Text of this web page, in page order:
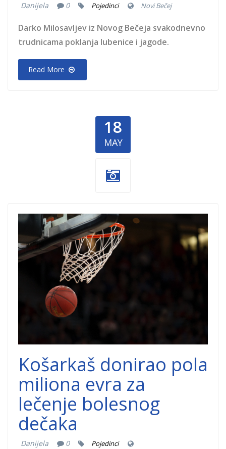
Danijela 0 Pojedinci Novi Bečej
Darko Milosavljev iz Novog Bečeja svakodnevno
trudnicama poklanja lubenice i jagode.
Read More
18
MAY
donacija-
dobrocinitim.png
Košarkaš donirao pola
miliona evra za
lečenje bolesnog
dečaka
Danijela 0 Pojedinci